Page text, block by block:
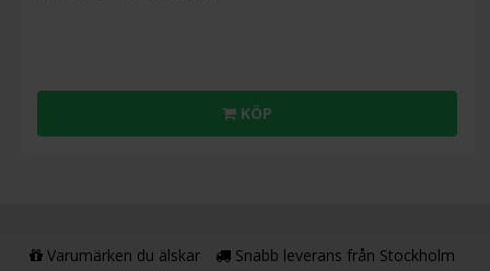
KÖP
Varumärken du älskar
Snabb leverans från Stockholm